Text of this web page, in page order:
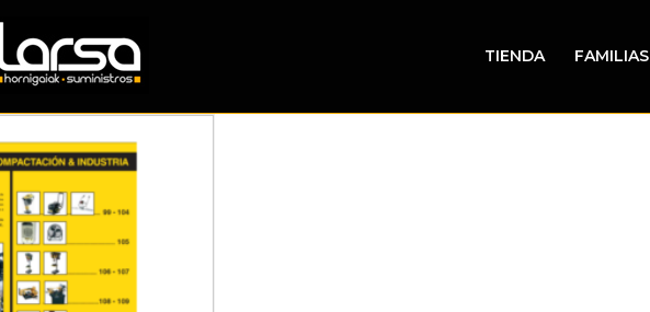
TIENDA FAMILIAS